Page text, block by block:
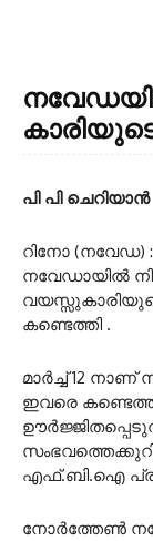
പി പി ചെറിയാന്‍
റിനോ
നവേഡായില്‍
കണ്ടെത്തി .
മാര്‍ച്ച് 12
ഇവരെ
എഫ്.ബി.ഐ
നോര്‍ത്തേണ്‍